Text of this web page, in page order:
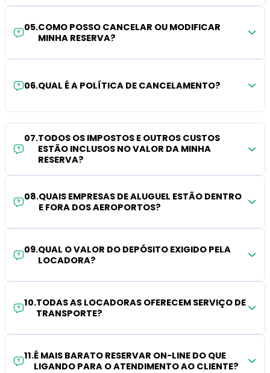
05.COMO POSSO CANCELAR OU MODIFICAR
MINHA RESERVA?
06.QUAL É A POLÍTICA DE CANCELAMENTO?
07.TODOS OS IMPOSTOS E OUTROS CUSTOS
ESTÃO INCLUSOS NO VALOR DA MINHA
RESERVA?
08.QUAIS EMPRESAS DE ALUGUEL ESTÃO DENTRO
E FORA DOS AEROPORTOS?
09.QUAL O VALOR DO DEPÓSITO EXIGIDO PELA
LOCADORA?
10.TODAS AS LOCADORAS OFERECEM SERVIÇO DE
TRANSPORTE?
11.É MAIS BARATO RESERVAR ON-LINE DO QUE
LIGANDO PARA O ATENDIMENTO AO CLIENTE?